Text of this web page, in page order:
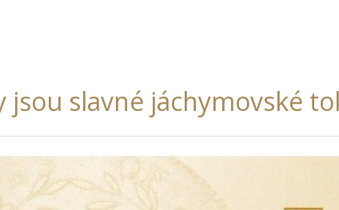
jsou slavné jáchymovské